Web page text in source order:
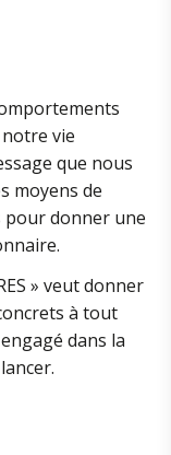
notre vie
que nous
moyens de
pour donner une
» veut donner
à tout
dans la